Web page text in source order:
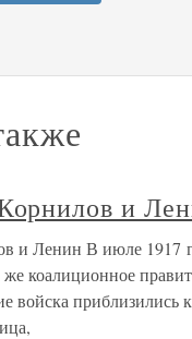
и
и Ленин В июле 1917
коалиционное
войска приблизились